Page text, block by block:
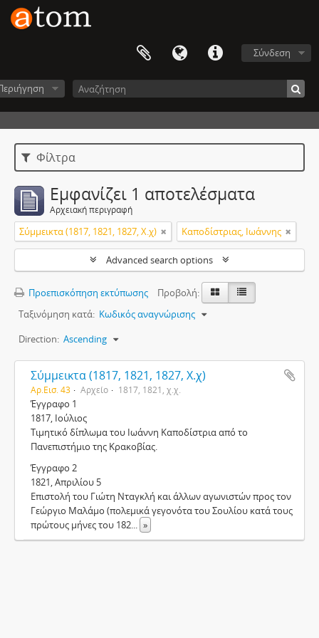
Σύνδεση
Φίλτρα
Εμφανίζει 1 αποτελέσματα
Αρχειακή περιγραφή
Σύμμεικτα (1817, 1821, 1827, Χ.χ) Καποδίστριας, Ιωάννης
Advanced search options
Προεπισκόπηση εκτύπωσης
Προβολή:
Ταξινόμηση κατά: Κωδικός αναγνώρισης
Direction: Ascending
Σύμμεικτα (1817, 1821, 1827, Χ.χ)
Αρ.Εισ. 43 Αρχείο 1817, 1821, χ.χ.
Έγγραφο 1
1817, Ιούλιος
Τιμητικό δίπλωμα του Ιωάννη Καποδίστρια από το
Πανεπιστήμιο της Κρακοβίας.
Έγγραφο 2
1821, Απριλίου 5
Επιστολή του Γιώτη Νταγκλή και άλλων αγωνιστών προς τον
Γεώργιο Μαλάμο (πολεμικά γεγονότα του Σουλίου κατά τους
πρώτους μήνες του 182... »